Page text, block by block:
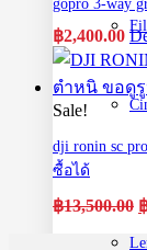
gopro 3-way
฿2,400.00
Sale!
dji ronin sc
ซื้อได้
฿13,500.00